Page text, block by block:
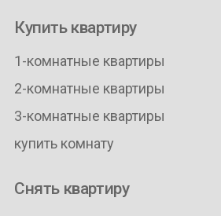
Купить квартиру
1-комнатные квартиры
2-комнатные квартиры
3-комнатные квартиры
купить комнату
Снять квартиру